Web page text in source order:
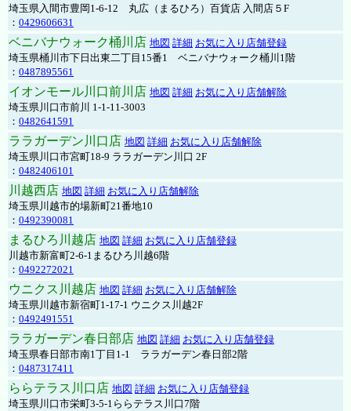
埼玉県入間市豊岡1-6-12 丸広（まるひろ）百貨店 入間店５F
： 0429606631
ベニバナウォーク桶川店 地図 詳細 お気に入り店舗登録
埼玉県桶川市下日出東二丁目15番1 ベニバナウォーク桶川1階
： 0487895561
イオンモール川口前川店 地図 詳細 お気に入り店舗解除
埼玉県川口市前川 1-1-11-3003
： 0482641591
ララガーデン川口店 地図 詳細 お気に入り店舗解除
埼玉県川口市宮町18-9 ララガーデン川口 2F
： 0482406101
川越西店 地図 詳細 お気に入り店舗解除
埼玉県川越市的場新町21番地10
： 0492390081
まるひろ川越店 地図 詳細 お気に入り店舗登録
川越市新富町2-6-1まるひろ川越6階
： 0492272021
ウニクス川越店 地図 詳細 お気に入り店舗解除
埼玉県川越市新宿町1-17-1 ウニクス川越2F
： 0492491551
ララガーデン春日部店 地図 詳細 お気に入り店舗登録
埼玉県春日部市南1丁目1-1 ララガーデン春日部2階
： 0487317411
ららテラス川口店 地図 詳細 お気に入り店舗登録
埼玉県川口市栄町3-5-1ららテラス川口7階